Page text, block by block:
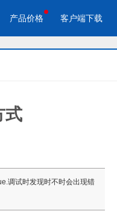
维码
码
企业视
培训
视频说
产品视
产品价格 客户端下载
式
调试时发现时不时会出现错